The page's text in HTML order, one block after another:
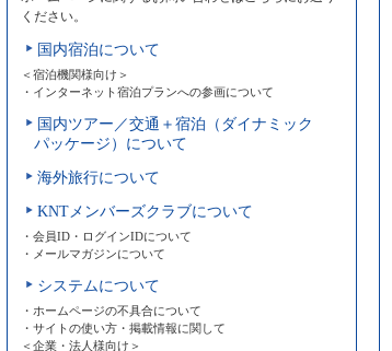
ください。
国内宿泊について
＜宿泊機関様向け＞
・インターネット宿泊プランへの参画について
国内ツアー／交通＋宿泊（ダイナミック
パッケージ）について
海外旅行について
KNTメンバーズクラブについて
・会員ID・ログインIDについて
・メールマガジンについて
システムについて
・ホームページの不具合について
・サイトの使い方・掲載情報に関して
＜企業・法人様向け＞